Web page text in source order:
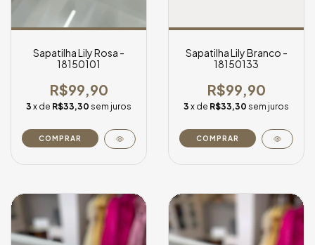
Sapatilha Lily Rosa -
18150101
R$99,90
3 x de R$33,30 sem juros
COMPRAR
Sapatilha Lily Branco -
18150133
R$99,90
3 x de R$33,30 sem juros
COMPRAR